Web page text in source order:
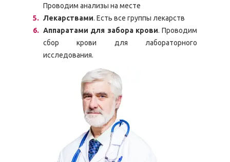
Проводим анализы на месте
Лекарствами. Есть все группы лекарств
Аппаратами для забора крови. Проводим
сбор крови для лабораторного
исследования.